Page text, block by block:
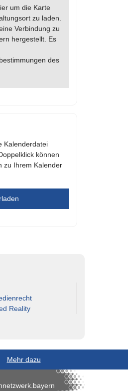
um die Karte
zu laden.
Verbindung zu
hergestellt. Es
des
Kalenderdatei
können
zu Ihrem Kalender
Reality
Mehr dazu